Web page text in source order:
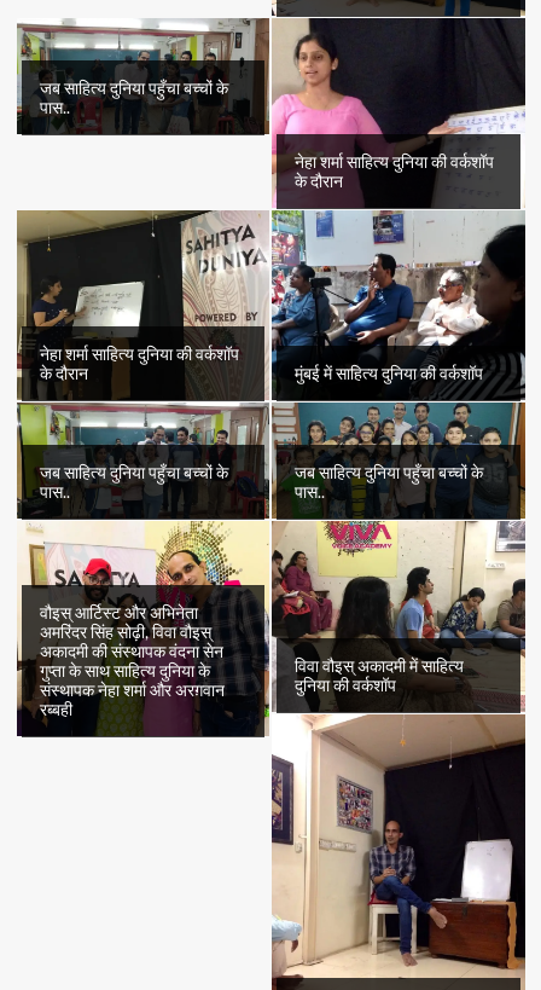
जब साहित्य दुनिया पहुँचा बच्चों के
पास..
नेहा शर्मा साहित्य दुनिया की वर्कशॉप
के दौरान
नेहा शर्मा साहित्य दुनिया की वर्कशॉप
के दौरान
मुंबई में साहित्य दुनिया की वर्कशॉप
जब साहित्य दुनिया पहुँचा बच्चों के
पास..
जब साहित्य दुनिया पहुँचा बच्चों के
पास..
वौइस् आर्टिस्ट और अभिनेता
अमरिंदर सिंह सोढ़ी, विवा वौइस्
अकादमी की संस्थापक वंदना सेन
गुप्ता के साथ साहित्य दुनिया के
संस्थापक नेहा शर्मा और अरग़वान
रब्बही
विवा वौइस् अकादमी में साहित्य
दुनिया की वर्कशॉप